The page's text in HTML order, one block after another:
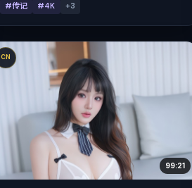
表演的观众。
#传记 #4K +3
CN
99:21